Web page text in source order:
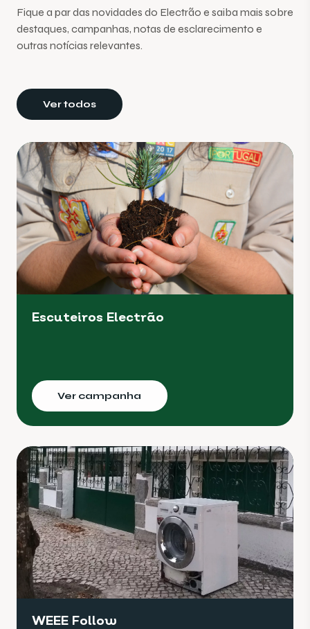
Fique a par das novidades do Electrão e saiba mais sobre
destaques, campanhas, notas de esclarecimento e
outras notícias relevantes.
Ver todos
Escuteiros Electrão
Ver campanha
WEEE Follow